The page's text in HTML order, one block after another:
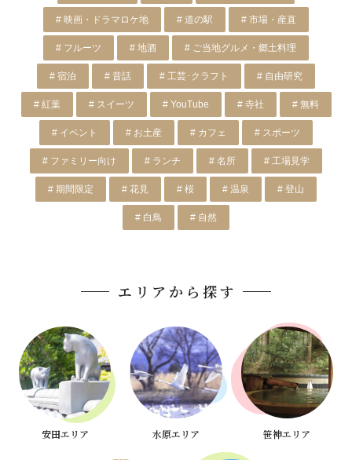
# 映画・ドラマロケ地 # 道の駅 # 市場・産直
# フルーツ # 地酒 # ご当地グルメ・郷土料理
# 宿泊 # 昔話 # 工芸･クラフト # 自由研究
# 紅葉 # スイーツ # YouTube # 寺社 # 無料
# イベント # お土産 # カフェ # スポーツ
# ファミリー向け # ランチ # 名所 # 工場見学
# 期間限定 # 花見 # 桜 # 温泉 # 登山
# 白鳥 # 自然
エリアから探す
安田エリア 水原エリア 笹神エリア